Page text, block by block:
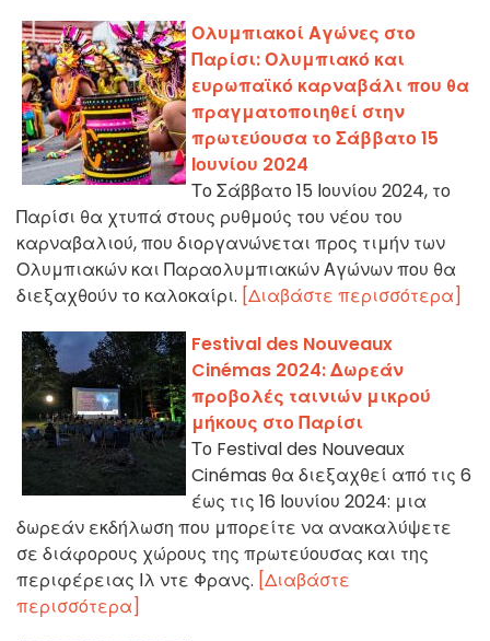
Ολυμπιακοί Αγώνες στο
Παρίσι: Ολυμπιακό και
ευρωπαϊκό καρναβάλι που θα
πραγματοποιηθεί στην
πρωτεύουσα το Σάββατο 15
Ιουνίου 2024
Το Σάββατο 15 Ιουνίου 2024, το
Παρίσι θα χτυπά στους ρυθμούς του νέου του
καρναβαλιού, που διοργανώνεται προς τιμήν των
Ολυμπιακών και Παραολυμπιακών Αγώνων που θα
διεξαχθούν το καλοκαίρι. [Διαβάστε περισσότερα]
Festival des Nouveaux
Cinémas 2024: Δωρεάν
προβολές ταινιών μικρού
μήκους στο Παρίσι
Το Festival des Nouveaux
Cinémas θα διεξαχθεί από τις 6
έως τις 16 Ιουνίου 2024: μια
δωρεάν εκδήλωση που μπορείτε να ανακαλύψετε
σε διάφορους χώρους της πρωτεύουσας και της
περιφέρειας Ιλ ντε Φρανς. [Διαβάστε
περισσότερα]